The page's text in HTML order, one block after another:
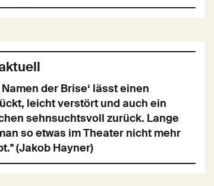
Namen der Brise‘ lässt einen
leicht verstört und auch ein
sehnsuchtsvoll zurück. Lange
so etwas im Theater nicht mehr
(Jakob Hayner)